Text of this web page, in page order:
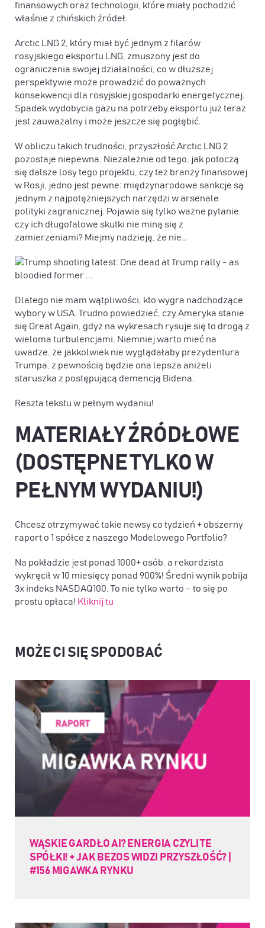
finansowych oraz technologii, które miały pochodzić
właśnie z chińskich źródeł.
Arctic LNG 2, który miał być jednym z filarów
rosyjskiego eksportu LNG, zmuszony jest do
ograniczenia swojej działalności, co w dłuższej
perspektywie może prowadzić do poważnych
konsekwencji dla rosyjskiej gospodarki energetycznej.
Spadek wydobycia gazu na potrzeby eksportu już teraz
jest zauważalny i może jeszcze się pogłębić.
W obliczu takich trudności, przyszłość Arctic LNG 2
pozostaje niepewna. Niezależnie od tego, jak potoczą
się dalsze losy tego projektu, czy też branży finansowej
w Rosji, jedno jest pewne: międzynarodowe sankcje są
jednym z najpotężniejszych narzędzi w arsenale
polityki zagranicznej. Pojawia się tylko ważne pytanie,
czy ich długofalowe skutki nie miną się z
zamierzeniami? Miejmy nadzieję, że nie…
Dlatego nie mam wątpliwości, kto wygra nadchodzące
wybory w USA. Trudno powiedzieć, czy Ameryka stanie
się Great Again, gdyż na wykresach rysuje się to drogą z
wieloma turbulencjami. Niemniej warto mieć na
uwadze, że jakkolwiek nie wyglądałaby prezydentura
Trumpa, z pewnością będzie ona lepsza aniżeli
staruszka z postępującą demencją Bidena.
Reszta tekstu w pełnym wydaniu!
MATERIAŁY ŹRÓDŁOWE
(DOSTĘPNE TYLKO W
PEŁNYM WYDANIU!)
Chcesz otrzymywać takie newsy co tydzień + obszerny
raport o 1 spółce z naszego Modelowego Portfolio?
Na pokładzie jest ponad 1000+ osób, a rekordzista
wykręcił w 10 miesięcy ponad 900%! Średni wynik pobija
3x indeks NASDAQ100. To nie tylko warto – to się po
prostu opłaca! Kliknij tu
MOŻE CI SIĘ SPODOBAĆ
WĄSKIE GARDŁO AI? ENERGIA CZYLI TE
SPÓŁKI! + JAK BEZOS WIDZI PRZYSZŁOŚĆ? |
#156 MIGAWKA RYNKU